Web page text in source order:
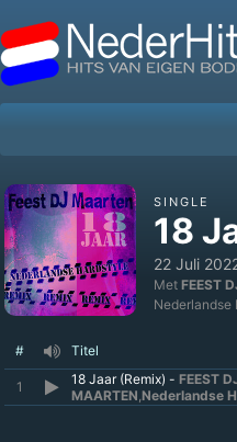
SINGLE
18
22 Juli
Met FEEST
Nederlandse
# Titel
1 18 Jaar (Remix) - FEEST
MAARTEN,Nederlandse